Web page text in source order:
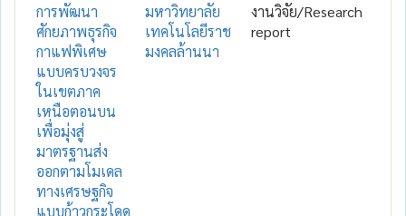
การพัฒนา
ศักยภาพธุรกิจ
กาแฟพิเศษ
แบบครบวงจร
ในเขตภาค
เหนือตอนบน
เพื่อมุ่งสู่
มาตรฐานส่ง
ออกตามโมเดล
ทางเศรษฐกิจ
แบบก้าวกระโดด
มหาวิทยาลัย
เทคโนโลยีราช
มงคลล้านนา
งานวิจัย/Research
report